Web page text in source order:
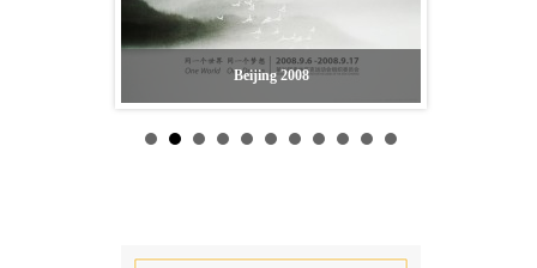
Beijing 2008
Barcelona 1992